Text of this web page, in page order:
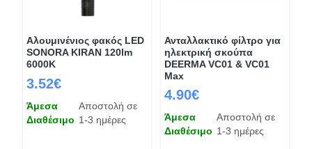
Αλουμινένιος φακός LED
SONORA KIRAN 120lm
6000K
3.52€
Άμεσα
Διαθέσιμο
Αποστολή σε
1-3 ημέρες
Ανταλλακτικό φίλτρο για
ηλεκτρική σκούπα
DEERMA VC01 & VC01
Max
4.90€
Άμεσα
Διαθέσιμο
Αποστολή σε
1-3 ημέρες